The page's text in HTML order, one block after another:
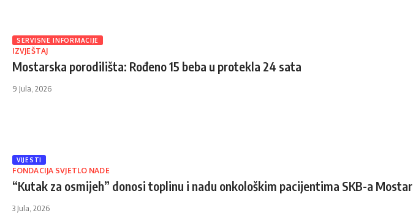
SERVISNE INFORMACIJE
IZVJEŠTAJ
Mostarska porodilišta: Rođeno 15 beba u protekla 24 sata
9 Jula, 2026
VIJESTI
FONDACIJA SVJETLO NADE
“Kutak za osmijeh” donosi toplinu i nadu onkološkim pacijentima SKB-a Mostar
3 Jula, 2026